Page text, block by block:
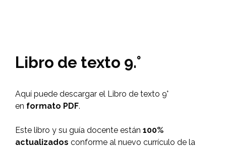
Libro de texto 9.°
Aquí puede descargar el Libro de texto 9°
en formato PDF.
Este libro y su guía docente están 100%
actualizados conforme al nuevo currículo de la